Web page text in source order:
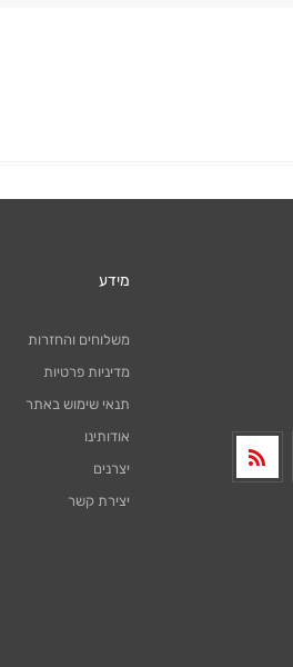
מידע
משלוחים והחזרות
מדיניות פרטיות
תנאי שימוש באתר
אודותינו
יצרנים
יצירת קשר